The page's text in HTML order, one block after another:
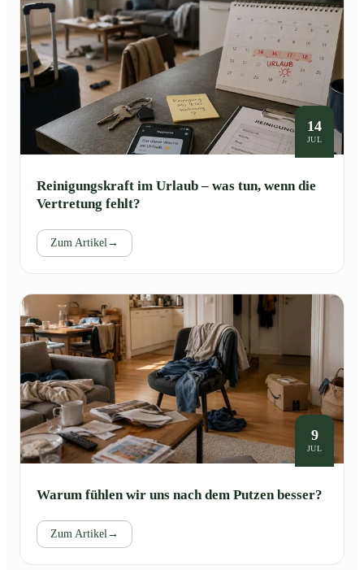
14
JUL
Reinigungskraft im Urlaub – was tun, wenn die
Vertretung fehlt?
Zum Artikel →
9
JUL
Warum fühlen wir uns nach dem Putzen besser?
Zum Artikel →